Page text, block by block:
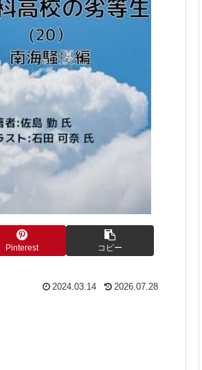
Pinterest コピー
2024.03.14 2026.07.28